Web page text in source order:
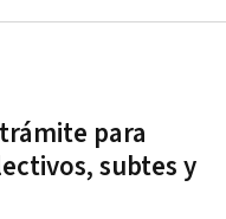
para
subtes y